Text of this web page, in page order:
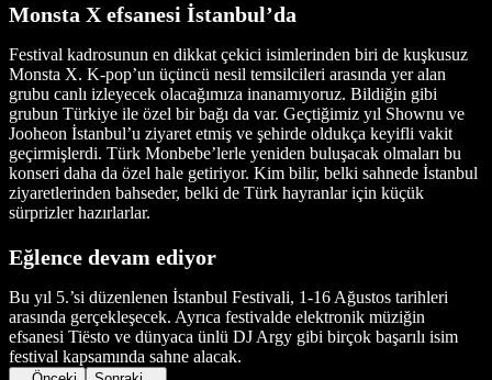
Monsta X efsanesi İstanbul’da
Festival kadrosunun en dikkat çekici isimlerinden biri de kuşkusuz
Monsta X. K-pop’un üçüncü nesil temsilcileri arasında yer alan
grubu canlı izleyecek olacağımıza inanamıyoruz. Bildiğin gibi
grubun Türkiye ile özel bir bağı da var. Geçtiğimiz yıl Shownu ve
Jooheon İstanbul’u ziyaret etmiş ve şehirde oldukça keyifli vakit
geçirmişlerdi. Türk Monbebe’lerle yeniden buluşacak olmaları bu
konseri daha da özel hale getiriyor. Kim bilir, belki sahnede İstanbul
ziyaretlerinden bahseder, belki de Türk hayranlar için küçük
sürprizler hazırlarlar.
Eğlence devam ediyor
Bu yıl 5.’si düzenlenen İstanbul Festivali, 1-16 Ağustos tarihleri
arasında gerçekleşecek. Ayrıca festivalde elektronik müziğin
efsanesi Tiësto ve dünyaca ünlü DJ Argy gibi birçok başarılı isim
festival kapsamında sahne alacak.